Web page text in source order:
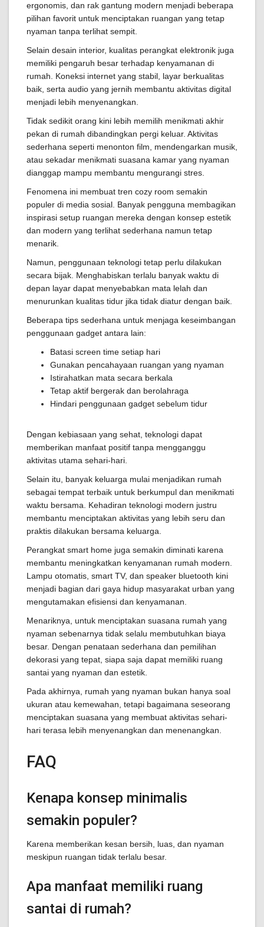
ergonomis, dan rak gantung modern menjadi beberapa
pilihan favorit untuk menciptakan ruangan yang tetap
nyaman tanpa terlihat sempit.
Selain desain interior, kualitas perangkat elektronik juga
memiliki pengaruh besar terhadap kenyamanan di
rumah. Koneksi internet yang stabil, layar berkualitas
baik, serta audio yang jernih membantu aktivitas digital
menjadi lebih menyenangkan.
Tidak sedikit orang kini lebih memilih menikmati akhir
pekan di rumah dibandingkan pergi keluar. Aktivitas
sederhana seperti menonton film, mendengarkan musik,
atau sekadar menikmati suasana kamar yang nyaman
dianggap mampu membantu mengurangi stres.
Fenomena ini membuat tren cozy room semakin
populer di media sosial. Banyak pengguna membagikan
inspirasi setup ruangan mereka dengan konsep estetik
dan modern yang terlihat sederhana namun tetap
menarik.
Namun, penggunaan teknologi tetap perlu dilakukan
secara bijak. Menghabiskan terlalu banyak waktu di
depan layar dapat menyebabkan mata lelah dan
menurunkan kualitas tidur jika tidak diatur dengan baik.
Beberapa tips sederhana untuk menjaga keseimbangan
penggunaan gadget antara lain:
Batasi screen time setiap hari
Gunakan pencahayaan ruangan yang nyaman
Istirahatkan mata secara berkala
Tetap aktif bergerak dan berolahraga
Hindari penggunaan gadget sebelum tidur
Dengan kebiasaan yang sehat, teknologi dapat
memberikan manfaat positif tanpa mengganggu
aktivitas utama sehari-hari.
Selain itu, banyak keluarga mulai menjadikan rumah
sebagai tempat terbaik untuk berkumpul dan menikmati
waktu bersama. Kehadiran teknologi modern justru
membantu menciptakan aktivitas yang lebih seru dan
praktis dilakukan bersama keluarga.
Perangkat smart home juga semakin diminati karena
membantu meningkatkan kenyamanan rumah modern.
Lampu otomatis, smart TV, dan speaker bluetooth kini
menjadi bagian dari gaya hidup masyarakat urban yang
mengutamakan efisiensi dan kenyamanan.
Menariknya, untuk menciptakan suasana rumah yang
nyaman sebenarnya tidak selalu membutuhkan biaya
besar. Dengan penataan sederhana dan pemilihan
dekorasi yang tepat, siapa saja dapat memiliki ruang
santai yang nyaman dan estetik.
Pada akhirnya, rumah yang nyaman bukan hanya soal
ukuran atau kemewahan, tetapi bagaimana seseorang
menciptakan suasana yang membuat aktivitas sehari-
hari terasa lebih menyenangkan dan menenangkan.
FAQ
Kenapa konsep minimalis
semakin populer?
Karena memberikan kesan bersih, luas, dan nyaman
meskipun ruangan tidak terlalu besar.
Apa manfaat memiliki ruang
santai di rumah?